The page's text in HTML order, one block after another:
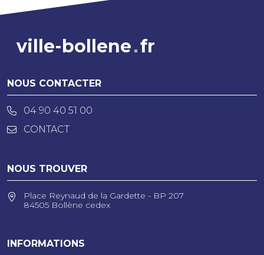
ville-bollene fr
NOUS CONTACTER
04 90 40 51 00
CONTACT
NOUS TROUVER
Place Reynaud de la Gardette - BP 207
84505 Bollène cedex
INFORMATIONS